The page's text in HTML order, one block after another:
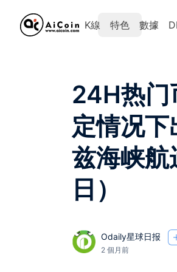
K線 特色 數據
24H热门
定情况
兹海峡航
日）
Odaily星球日报
2 個月前